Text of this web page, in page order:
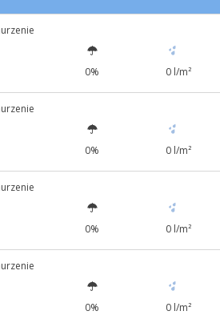
0% 0 l/m²
0% 0 l/m²
0% 0 l/m²
0% 0 l/m²